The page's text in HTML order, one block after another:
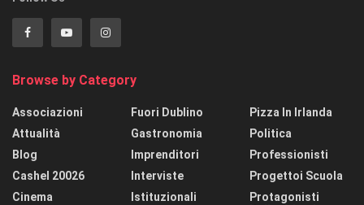
Browse by Category
Associazioni
Attualità
Blog
Cashel 20026
Cinema
Fuori Dublino
Gastronomia
Imprenditori
Interviste
Istituzionali
Pizza In Irlanda
Politica
Professionisti
Progettoi Scuola
Protagonisti